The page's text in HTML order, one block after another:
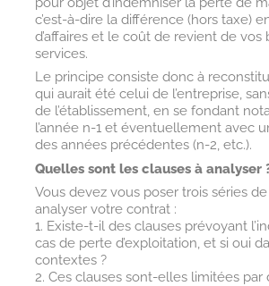
c’est-à-dire la différence (hors taxe)
d’affaires et le coût de revient de vos
services.
Le principe consiste donc à
qui aurait été celui de l’entreprise,
de l’établissement, en se fondant
l’année n-1 et éventuellement avec
des années précédentes (n-2, etc.).
Quelles sont les clauses à analyser
Vous devez vous poser trois séries
analyser votre contrat :
1. Existe-t-il des clauses prévoyant
cas de perte d’exploitation, et si oui
contextes ?
2. Ces clauses sont-elles limitées par